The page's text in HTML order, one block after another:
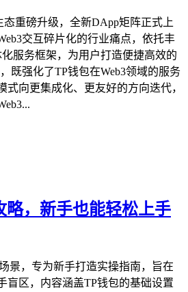
重磅升级，全新DApp矩阵正式上
交互碎片化的行业痛点，依托丰
服务框架，为用户打造便捷高效的
既强化了TP钱包在Web3领域的服务
式向更集成化、更友好的方向迭代，
略，新手也能轻松上手
景，专为新手打造实操指南，旨在
盲区，内容涵盖TP钱包的基础设置